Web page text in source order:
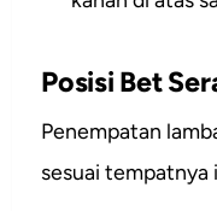
Posisi Bet
Penempatan
sesuai tempatnya